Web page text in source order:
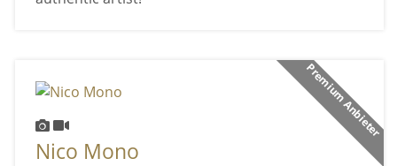
Premium Anbieter
Nico Mono